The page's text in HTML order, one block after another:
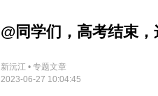
@同学们，高考结束
新沅江 • 专题文章
2023-06-27 10:04:45